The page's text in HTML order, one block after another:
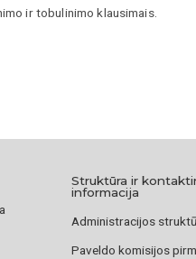
ir tobulinimo klausimais.
Struktūra ir
informacija
Administracijos
Paveldo komisijos